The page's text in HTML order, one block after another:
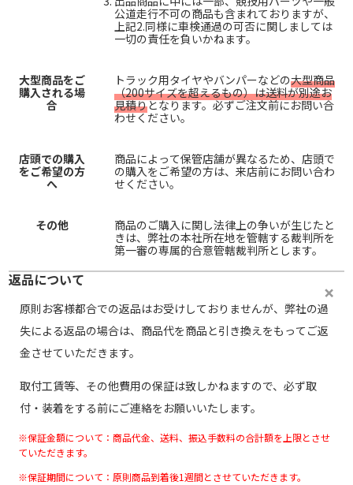
公道走行不可の商品も含まれておりますが、
上記2.同様に車検通過の可否に関しましては
一切の責任を負いかねます。
大型商品をご
購入される場
合
トラック用タイヤやバンパーなどの大型商品
（200サイズを超えるもの）は送料が別途お
見積りとなります。必ずご注文前にお問い合
わせください。
店頭での購入
をご希望の方
へ
商品によって保管店舗が異なるため、店頭で
の購入をご希望の方は、来店前にお問い合わ
せください。
その他
商品のご購入に関し法律上の争いが生じたと
きは、弊社の本社所在地を管轄する裁判所を
第一審の専属的合意管轄裁判所とします。
返品について
原則お客様都合での返品はお受けしておりませんが、弊社の過
失による返品の場合は、商品代を商品と引き換えをもってご返
金させていただきます。
取付工賃等、その他費用の保証は致しかねますので、必ず取
付・装着をする前にご連絡をお願いいたします。
※保証金額について：商品代金、送料、振込手数料の合計額を上限とさせ
ていただきます。
※保証期間について：原則商品到着後1週間とさせていただきます。